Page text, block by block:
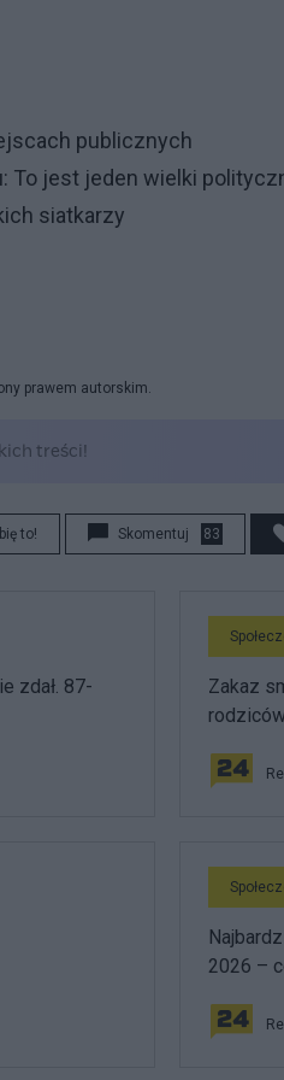
publicznych
To jest jeden wielki
siatkarzy
prawem autorskim.
to! Skomentuj 83
zdał. 87-
Zakaz
2026 –